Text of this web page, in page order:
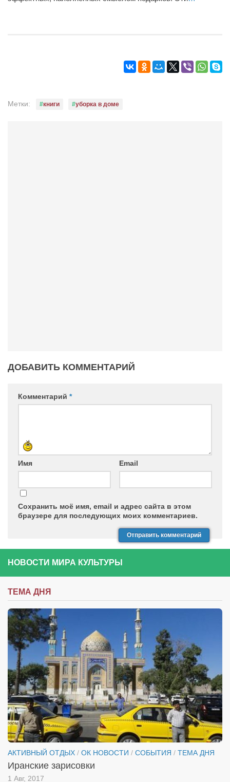
Метки: книги уборка в доме
ДОБАВИТЬ КОММЕНТАРИЙ
Комментарий *
Имя Email
Сохранить моё имя, email и адрес сайта в этом
браузере для последующих моих комментариев.
НОВОСТИ МИРА КУЛЬТУРЫ
ТЕМА ДНЯ
АКТИВНЫЙ ОТДЫХ / ОК НОВОСТИ / СОБЫТИЯ / ТЕМА ДНЯ
Иранские зарисовки
1 Авг, 2017